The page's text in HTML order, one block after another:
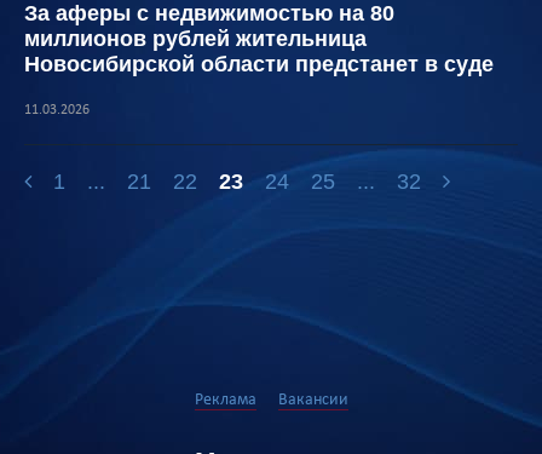
За аферы с недвижимостью на 80
миллионов рублей жительница
Новосибирской области предстанет в суде
11.03.2026
1 ... 21 22 23 24 25 ... 32
Реклама Вакансии